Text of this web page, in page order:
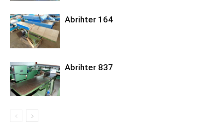
Abrihter 164
Abrihter 837